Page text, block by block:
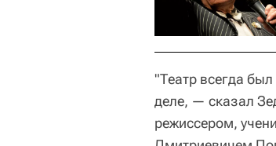
"Театр всегда
деле, — сказал
режиссером,